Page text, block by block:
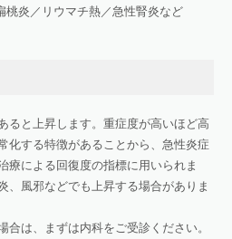
桃炎／リウマチ熱／急性腎炎など
ると上昇します。重症度が高いほど高
化する特徴があることから、急性炎症
療による回復度の指標に用いられま
、風邪などでも上昇する場合がありま
は、まずは内科をご受診ください。